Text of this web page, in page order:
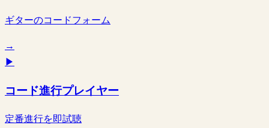
ギターのコードフォーム
→
▶
コード進行プレイヤー
定番進行を即試聴